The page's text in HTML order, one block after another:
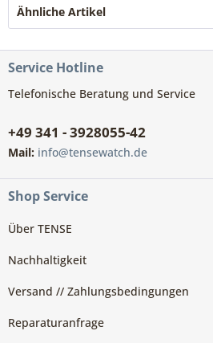
Ähnliche Artikel
Service Hotline
Telefonische Beratung und Service
+49 341 - 3928055-42
Mail: info@tensewatch.de
Shop Service
Über TENSE
Nachhaltigkeit
Versand // Zahlungsbedingungen
Reparaturanfrage